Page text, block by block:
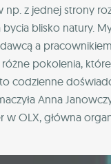
z jednej strony
blisko natury.
a
różne pokolenia,
to codzienne
Anna
w OLX, główna